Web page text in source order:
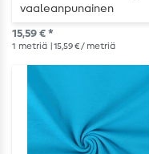
vaaleanpunainen
15,59 € *
1 metriä | 15,59 € / metriä